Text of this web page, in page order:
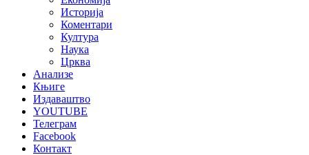
Историја
Коментари
Култура
Наука
Црква
Анализе
Књиге
Издаваштво
YOUTUBE
Телеграм
Facebook
Контакт